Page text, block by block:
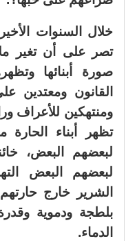
خلال السنوات
تصر على أن تغير
صورة أبنائها
القانون ومعتدين
ومنتهكين للأعراف
تظهر أبناء الحارة
لبعضهم البعض،
لبعضهم البعض
الشرير خارج
بلطجة ودموية
الدماء.